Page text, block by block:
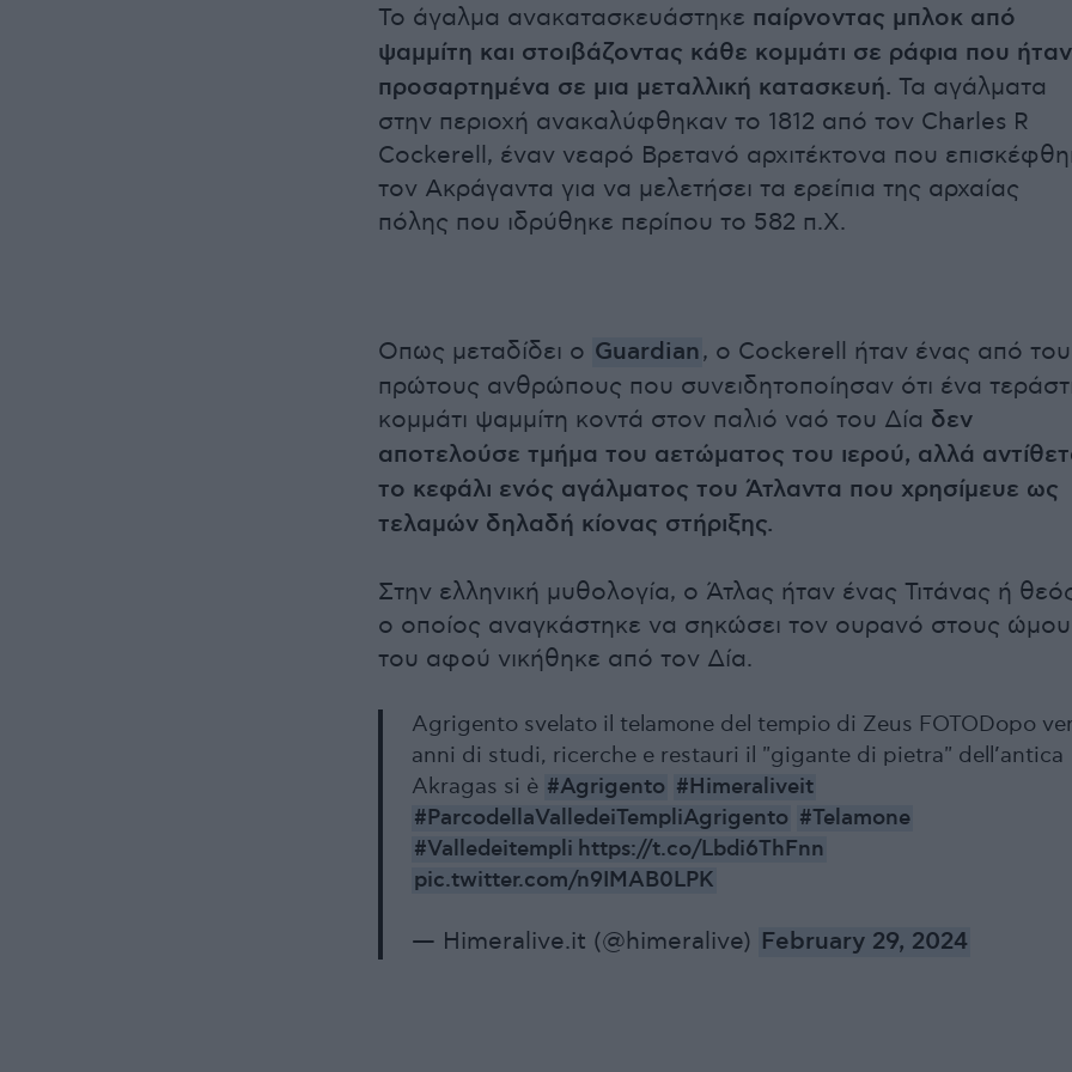
Το άγαλμα ανακατασκευάστηκε παίρνοντας μπλοκ από
ψαμμίτη και στοιβάζοντας κάθε κομμάτι σε ράφια που ήταν
προσαρτημένα σε μια μεταλλική κατασκευή. Τα αγάλματα
στην περιοχή ανακαλύφθηκαν το 1812 από τον Charles R
Cockerell, έναν νεαρό Βρετανό αρχιτέκτονα που
τον Ακράγαντα για να μελετήσει τα ερείπια της αρχαίας
πόλης που ιδρύθηκε περίπου το 582 π.Χ.
Οπως μεταδίδει ο Guardian, ο Cockerell ήταν ένας από
πρώτους ανθρώπους που συνειδητοποίησαν ότι ένα
κομμάτι ψαμμίτη κοντά στον παλιό ναό του Δία δεν
αποτελούσε τμήμα του αετώματος του ιερού, αλλά
το κεφάλι ενός αγάλματος του Άτλαντα που χρησίμευε ως
τελαμών δηλαδή κίονας στήριξης.
Στην ελληνική μυθολογία, ο Άτλας ήταν ένας Τιτάνας ή
ο οποίος αναγκάστηκε να σηκώσει τον ουρανό στους
του αφού νικήθηκε από τον Δία.
Agrigento svelato il telamone del tempio di Zeus FOTODopo
anni di studi, ricerche e restauri il "gigante di pietra" dell’antica
Akragas si è #Agrigento #Himeraliveit
#ParcodellaValledeiTempliAgrigento #Telamone
#Valledeitempli https://t.co/Lbdi6ThFnn
pic.twitter.com/n9IMAB0LPK
— Himeralive.it (@himeralive) February 29, 2024